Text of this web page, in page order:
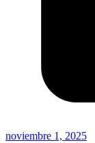
noviembre 1, 2025